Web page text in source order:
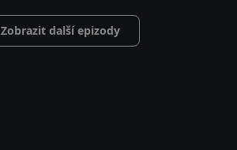
Zobrazit další epizody